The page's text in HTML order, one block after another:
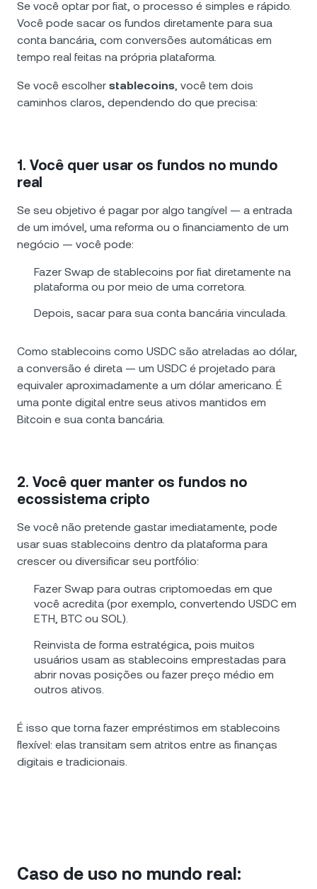
Se você optar por fiat, o processo é simples e rápido.
Você pode sacar os fundos diretamente para sua
conta bancária, com conversões automáticas em
tempo real feitas na própria plataforma.
Se você escolher stablecoins, você tem dois
caminhos claros, dependendo do que precisa:
1. Você quer usar os fundos no mundo
real
Se seu objetivo é pagar por algo tangível — a entrada
de um imóvel, uma reforma ou o financiamento de um
negócio — você pode:
Fazer Swap de stablecoins por fiat diretamente na
plataforma ou por meio de uma corretora.
Depois, sacar para sua conta bancária vinculada.
Como stablecoins como USDC são atreladas ao dólar,
a conversão é direta — um USDC é projetado para
equivaler aproximadamente a um dólar americano. É
uma ponte digital entre seus ativos mantidos em
Bitcoin e sua conta bancária.
2. Você quer manter os fundos no
ecossistema cripto
Se você não pretende gastar imediatamente, pode
usar suas stablecoins dentro da plataforma para
crescer ou diversificar seu portfólio:
Fazer Swap para outras criptomoedas em que
você acredita (por exemplo, convertendo USDC em
ETH, BTC ou SOL).
Reinvista de forma estratégica, pois muitos
usuários usam as stablecoins emprestadas para
abrir novas posições ou fazer preço médio em
outros ativos.
É isso que torna fazer empréstimos em stablecoins
flexível: elas transitam sem atritos entre as finanças
digitais e tradicionais.
Caso de uso no mundo real: